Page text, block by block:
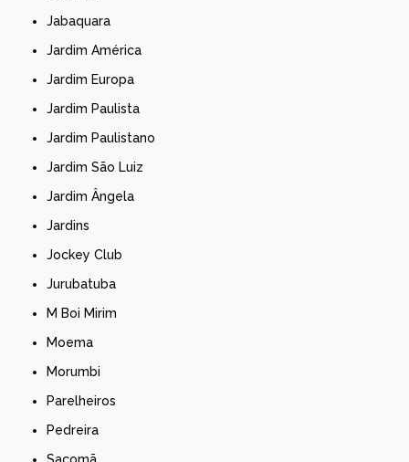
Jabaquara
Jardim América
Jardim Europa
Jardim Paulista
Jardim Paulistano
Jardim São Luiz
Jardim Ângela
Jardins
Jockey Club
Jurubatuba
M Boi Mirim
Moema
Morumbi
Parelheiros
Pedreira
Sacomã